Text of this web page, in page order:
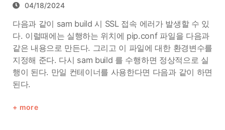
04/18/2024
다음과 같이 sam build 시 SSL 접속 에러가 발생할 수 있
다. 이럴때에는 실행하는 위치에 pip.conf 파일을 다음과
같은 내용으로 만든다. 그리고 이 파일에 대한 환경변수를
지정해 준다. 다시 sam build 를 수행하면 정상적으로 실
행이 된다. 만일 컨테이너를 사용한다면 다음과 같이 하면
된다.
more